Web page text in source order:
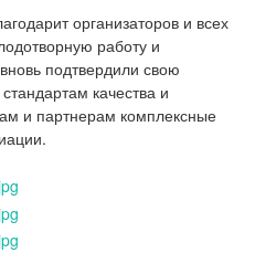
организаторов и всех
работу и
подтвердили свою
качества и
и партнерам комплексные